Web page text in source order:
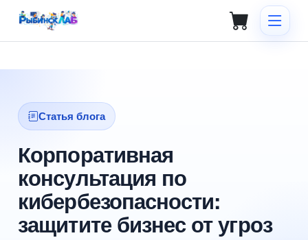
Статья блога
Корпоративная
консультация по
кибербезопасности:
защитите бизнес от угроз